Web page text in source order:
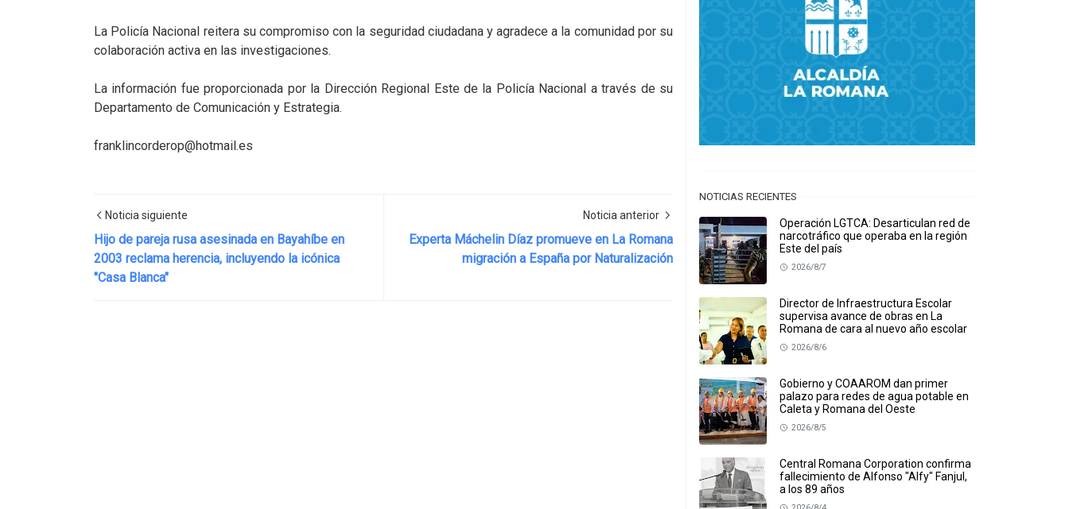
La Policía Nacional reitera su compromiso con la seguridad ciudadana y agradece a la comunidad por su
colaboración activa en las investigaciones.
La información fue proporcionada por la Dirección Regional Este de la Policía Nacional a través de su
Departamento de Comunicación y Estrategia.
franklincorderop@hotmail.es
Noticia siguiente
Hijo de pareja rusa asesinada en Bayahíbe en
2003 reclama herencia, incluyendo la icónica
"Casa Blanca"
Noticia anterior
Experta Máchelin Díaz promueve en La Romana
migración a España por Naturalización
NOTICIAS RECIENTES
Operación LGTCA: Desarticulan red de
narcotráfico que operaba en la región
Este del país
2026/8/7
Director de Infraestructura Escolar
supervisa avance de obras en La
Romana de cara al nuevo año escolar
2026/8/6
Gobierno y COAAROM dan primer
palazo para redes de agua potable en
Caleta y Romana del Oeste
2026/8/5
Central Romana Corporation confirma
fallecimiento de Alfonso "Alfy" Fanjul,
a los 89 años